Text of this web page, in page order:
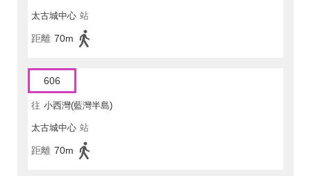
太古城中心 站
距離 70m
606
往 小西灣(藍灣半島)
太古城中心 站
距離 70m